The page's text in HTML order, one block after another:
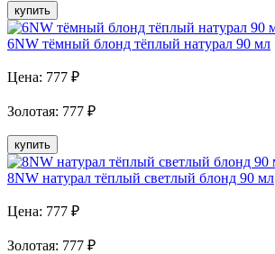
купить
6NW тёмный блонд тёплый натурал 90 мл
Цена: 777 ₽
Золотая: 777 ₽
купить
8NW натурал тёплый светлый блонд 90 мл
Цена: 777 ₽
Золотая: 777 ₽